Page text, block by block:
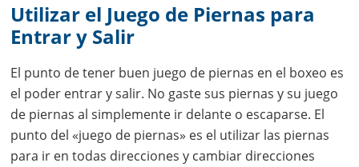
Utilizar el Juego de Piernas para
Entrar y Salir
El punto de tener buen juego de piernas en el boxeo es
el poder entrar y salir. No gaste sus piernas y su juego
de piernas al simplemente ir delante o escaparse. El
punto del «juego de piernas» es el utilizar las piernas
para ir en todas direcciones y cambiar direcciones